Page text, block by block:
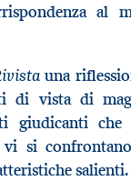
una
di vista di
giudicanti
si
salienti.